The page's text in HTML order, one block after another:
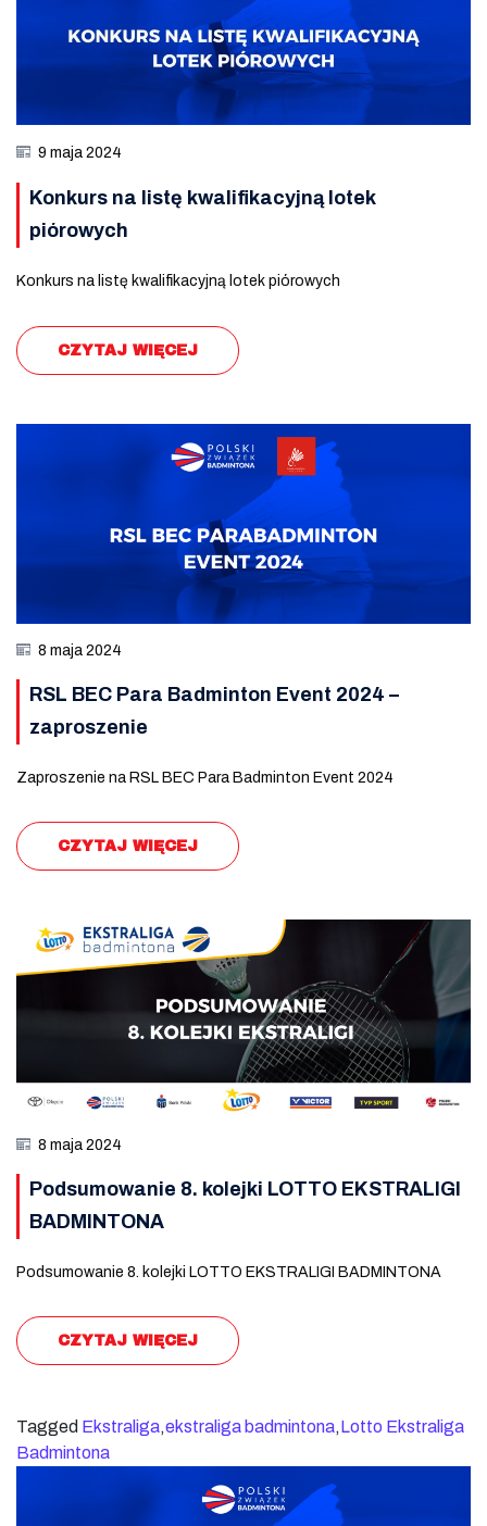
9 maja 2024
Konkurs na listę kwalifikacyjną lotek
piórowych
Konkurs na listę kwalifikacyjną lotek piórowych
CZYTAJ WIĘCEJ
8 maja 2024
RSL BEC Para Badminton Event 2024 –
zaproszenie
Zaproszenie na RSL BEC Para Badminton Event 2024
CZYTAJ WIĘCEJ
8 maja 2024
Podsumowanie 8. kolejki LOTTO EKSTRALIGI
BADMINTONA
Podsumowanie 8. kolejki LOTTO EKSTRALIGI BADMINTONA
CZYTAJ WIĘCEJ
Tagged Ekstraliga,ekstraliga badmintona,Lotto Ekstraliga
Badmintona